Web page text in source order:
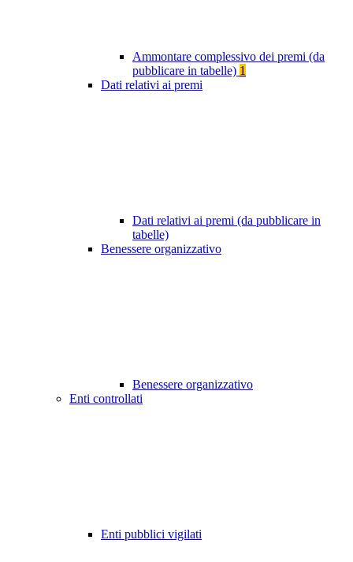
Ammontare complessivo dei premi (da
pubblicare in tabelle) 1
Dati relativi ai premi
Dati relativi ai premi (da pubblicare in
tabelle)
Benessere organizzativo
Benessere organizzativo
Enti controllati
Enti pubblici vigilati